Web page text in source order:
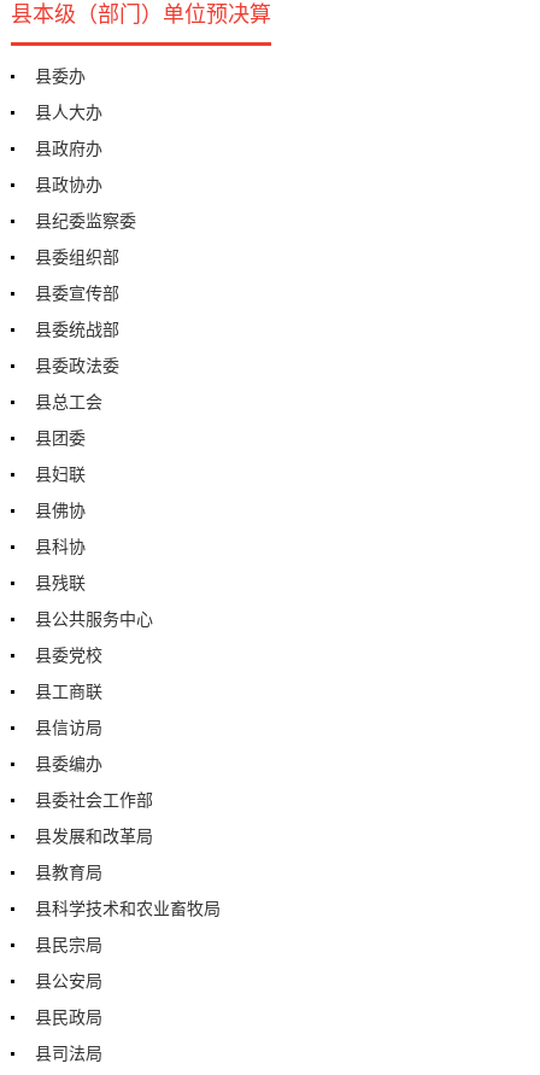
县本级（部门）单位预决算
县委办
县人大办
县政府办
县政协办
县纪委监察委
县委组织部
县委宣传部
县委统战部
县委政法委
县总工会
县团委
县妇联
县佛协
县科协
县残联
县公共服务中心
县委党校
县工商联
县信访局
县委编办
县委社会工作部
县发展和改革局
县教育局
县科学技术和农业畜牧局
县民宗局
县公安局
县民政局
县司法局